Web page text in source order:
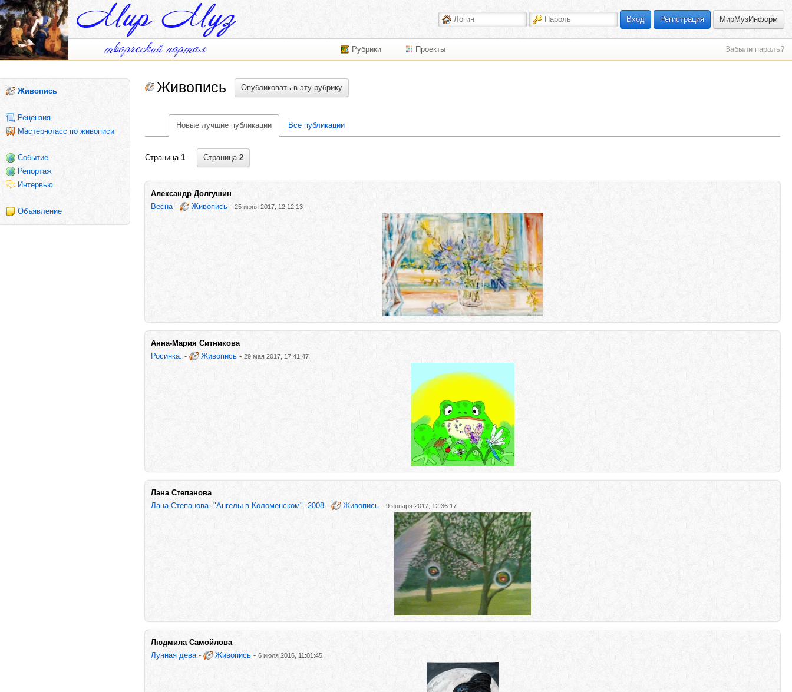
Вход Регистрация МирМузИнформ
Рубрики Проекты Забыли пароль?
Живопись
Рецензия
Мастер-класс по живописи
Событие
Репортаж
Интервью
Объявление
Живопись Опубликовать в эту рубрику
Новые лучшие публикации Все публикации
Страница 1 Страница 2
Александр Долгушин
Весна- Живопись - 25 июня 2017, 12:12:13
Анна-Мария Ситникова
Росинка. - Живопись - 29 мая 2017, 17:41:47
Лана Степанова
Лана Степанова. "Ангелы в Коломенском". 2008 - Живопись - 9 января 2017, 12:36:17
Людмила Самойлова
Лунная дева- Живопись - 6 июля 2016, 11:01:45